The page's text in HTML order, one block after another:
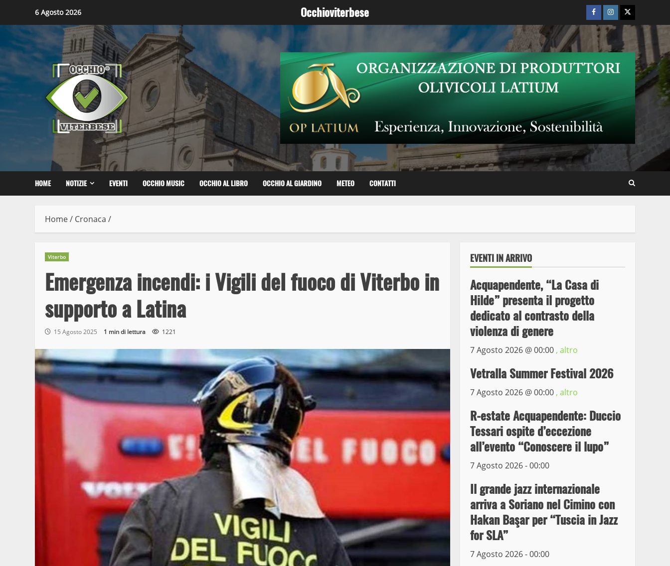
content
6 Agosto 2026 Occhioviterbese Facebook
Instagram
Twitter
HOME NOTIZIE EVENTI OCCHIO MUSIC OCCHIO AL LIBRO OCCHIO AL GIARDINO METEO CONTATTI
Home/ Cronaca /
Viterbo
Emergenza incendi: i Vigili del fuoco di Viterbo in
supporto a Latina
15 Agosto 2025 1 min di lettura 1221
EVENTI IN ARRIVO
Acquapendente, “La Casa di
Hilde” presenta il progetto
dedicato al contrasto della
violenza di genere
7 Agosto 2026 @00:00 , altro
Vetralla Summer Festival 2026
7 Agosto 2026 @00:00 , altro
R-estate Acquapendente: Duccio
Tessari ospite d’eccezione
all’evento “Conoscere il lupo”
7 Agosto 2026 - 00:00
Il grande jazz internazionale
arriva a Soriano nel Cimino con
Hakan Başar per “Tuscia in Jazz
for SLA”
7 Agosto 2026 - 00:00
3
Wiplanet Baseball supera
9 Maggio 2023
4
La Polizia di Stato arresta
il ladro seriale delle auto
in sosta a Viterbo
10 Maggio 2023
5
Prorogata la mostra dei
bozzetti di Michelangelo
Buonarroti ospitata al
Museo dei Portici
19 Gennaio 2023
trasferimento capolinea al